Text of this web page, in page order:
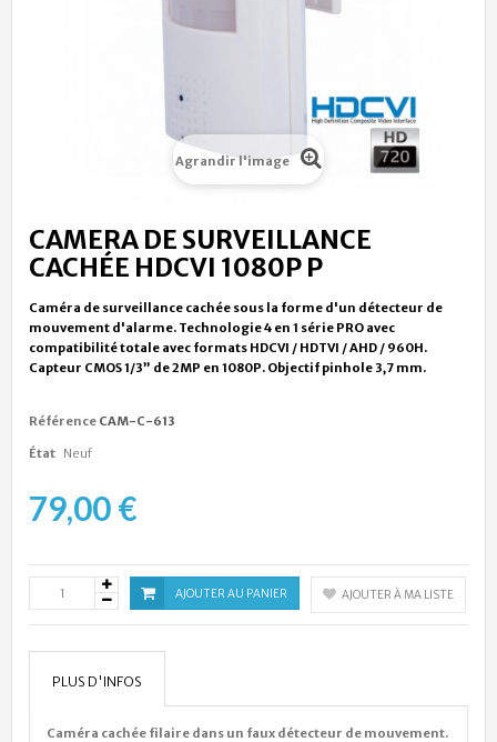
Agrandir l'image
CAMERA DE SURVEILLANCE
CACHÉE HDCVI 1080P P
Caméra de surveillance cachée sous la forme d'un détecteur de
mouvement d'alarme. Technologie 4 en 1 série PRO avec
compatibilité totale avec formats HDCVI / HDTVI / AHD / 960H.
Capteur CMOS 1/3” de 2MP en 1080P. Objectif pinhole 3,7 mm.
Référence CAM-C-613
État Neuf
79,00 €
AJOUTER AU PANIER AJOUTER À MA LISTE
PLUS D'INFOS
Caméra cachée filaire dans un faux détecteur de mouvement.